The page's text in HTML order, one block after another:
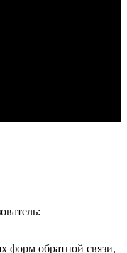
форм обратной связи,